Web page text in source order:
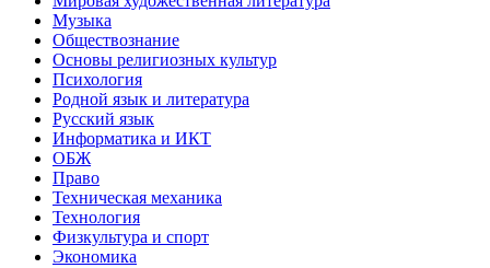
Музыка
Обществознание
Основы религиозных культур
Психология
Родной язык и литература
Русский язык
Информатика и ИКТ
ОБЖ
Право
Техническая механика
Технология
Физкультура и спорт
Экономика